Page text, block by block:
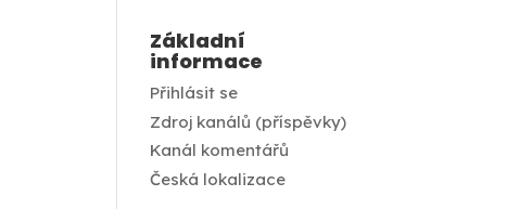
Základní
informace
Přihlásit se
Zdroj kanálů (příspěvky)
Kanál komentářů
Česká lokalizace